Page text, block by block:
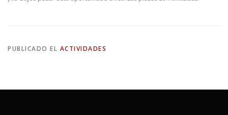
PUBLICADO EL ACTIVIDADES